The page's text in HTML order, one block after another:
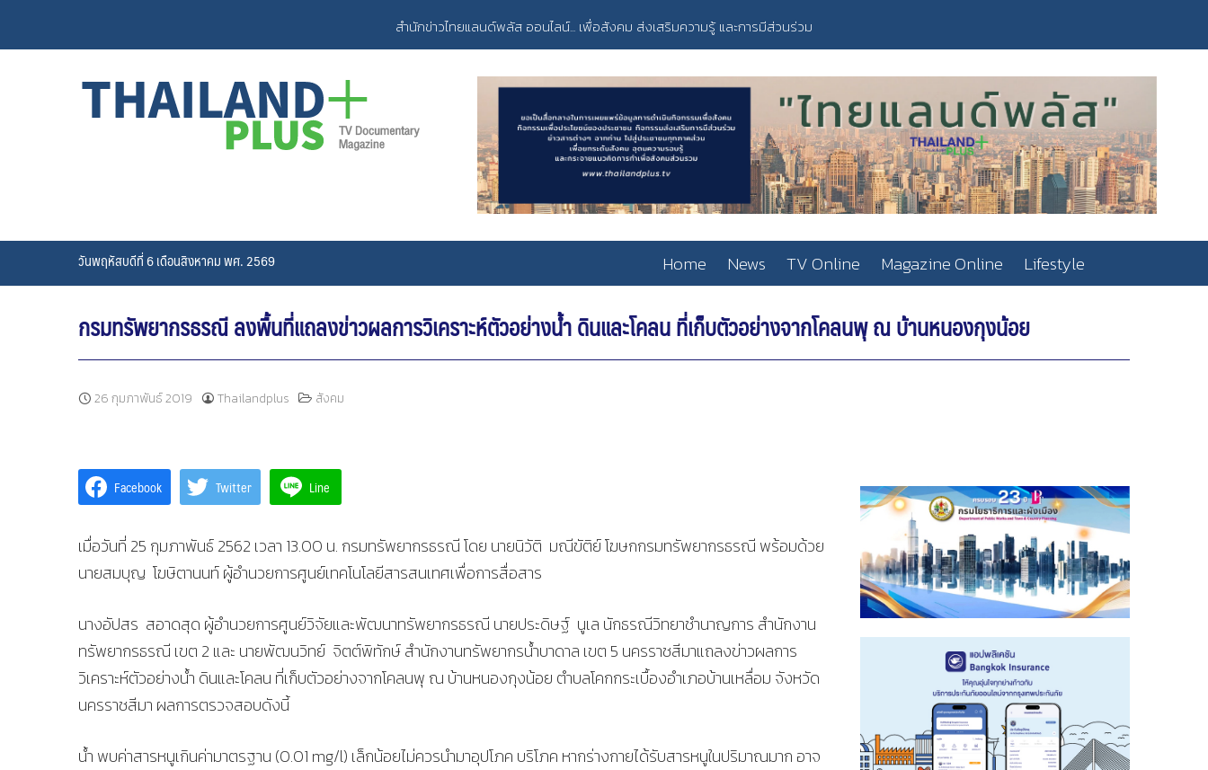
content
สำนักข่าวไทยแลนด์พลัส ออนไลน์... เพื่อสังคม ส่งเสริมความรู้ และการมีส่วนร่วม
วันพฤหัสบดีที่ 6 เดือนสิงหาคม พศ. 2569 Home News TV Online Magazine Online Lifestyle
กรมทรัพยากรธรณี ลงพื้นที่แถลงข่าวผลการวิเคราะห์ตัวอย่างน้ำ ดินและโคลน ที่เก็บตัวอย่างจากโคลนพุ ณ บ้านหนองกุงน้อย
26 กุมภาพันธ์ 2019 Thailandplus สังคม
Facebook Twitter Line
เมื่อวันที่ 25 กุมภาพันธ์ 2562 เวลา 13.00 น. กรมทรัพยากรธรณี โดย นายนิวัติ มณีขัติย์ โฆษกกรมทรัพยากรธรณี พร้อมด้วย
นายสมบุญ โฆษิตานนท์ ผู้อำนวยการศูนย์เทคโนโลยีสารสนเทศเพื่อการสื่อสาร
นางอัปสร สอาดสุด ผู้อำนวยการศูนย์วิจัยและพัฒนาทรัพยากรธรณี นายประดิษฐ์ นูเล นักธรณีวิทยาชำนาญการ สำนักงาน
ทรัพยากรธรณี เขต 2 และ นายพัฒนวิทย์ จิตต์พิทักษ์ สำนักงานทรัพยากรน้ำบาดาล เขต 5 นครราชสีมาแถลงข่าวผลการ
วิเคราะห์ตัวอย่างน้ำ ดินและโคลน ที่เก็บตัวอย่างจากโคลนพุ ณ บ้านหนองกุงน้อย ตำบลโคกกระเบื้องอำเภอบ้านเหลื่อม จังหวัด
นครราชสีมา ผลการตรวจสอบดังนี้
น้ำ พบค่าสารหนูเกินค่ามาตรฐาน (0.01 mg/l) เล็กน้อยไม่ควรนำมาอุปโภค บริโภค หากร่างกายได้รับสารหนูในปริมาณมาก อาจ